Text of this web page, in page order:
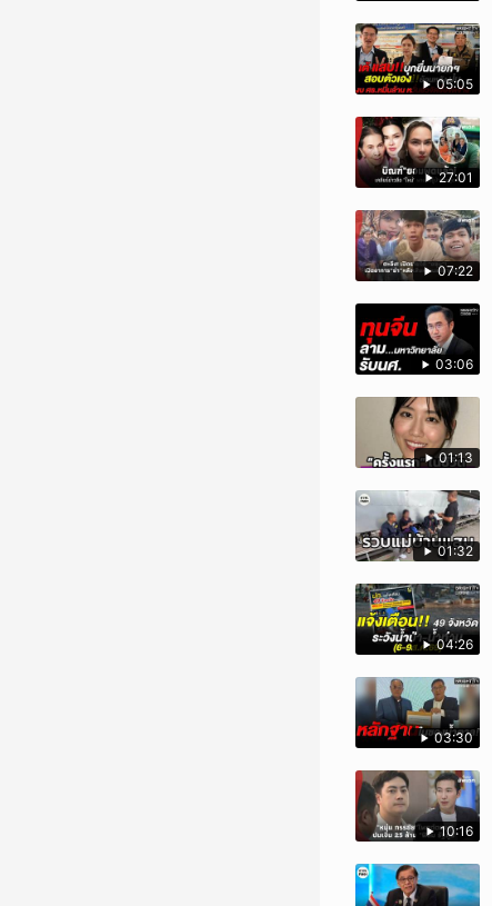
05:05
27:01
07:22
03:06
01:13
01:32
04:26
03:30
10:16